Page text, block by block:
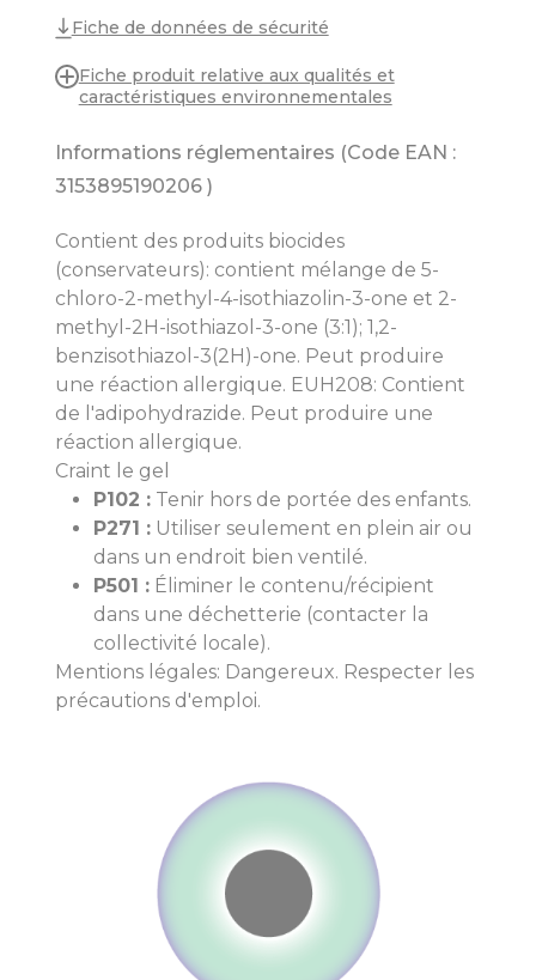
Fiche de données de sécurité
Fiche produit relative aux qualités et
caractéristiques environnementales
Informations réglementaires (Code EAN :
3153895190206 )
Contient des produits biocides
(conservateurs): contient mélange de 5-
chloro-2-methyl-4-isothiazolin-3-one et 2-
methyl-2H-isothiazol-3-one (3:1); 1,2-
benzisothiazol-3(2H)-one. Peut produire
une réaction allergique. EUH208: Contient
de l'adipohydrazide. Peut produire une
réaction allergique.
Craint le gel
P102 :Tenir hors de portée des enfants.
P271 :Utiliser seulement en plein air ou
dans un endroit bien ventilé.
P501 :Éliminer le contenu/récipient
dans une déchetterie (contacter la
collectivité locale).
Mentions légales: Dangereux. Respecter les
précautions d'emploi.